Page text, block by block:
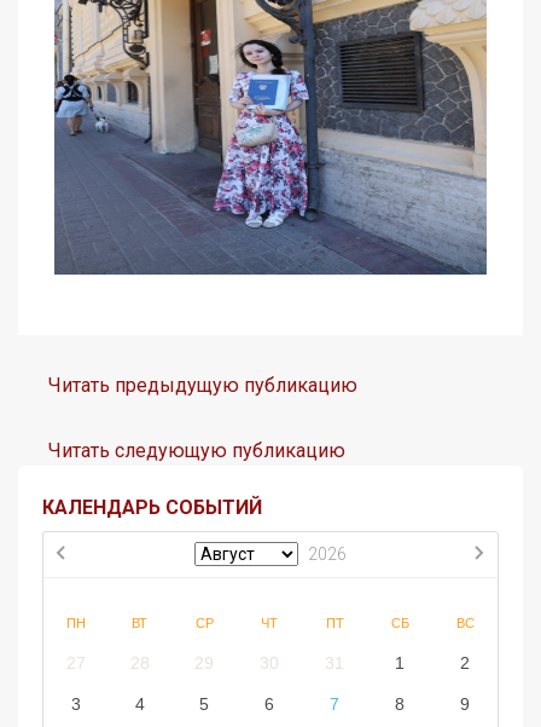
Читать предыдущую публикацию
Читать следующую публикацию
КАЛЕНДАРЬ СОБЫТИЙ
2026
ПН ВТ СР ЧТ ПТ СБ ВС
27 28 29 30 31 1 2
3 4 5 6 7 8 9